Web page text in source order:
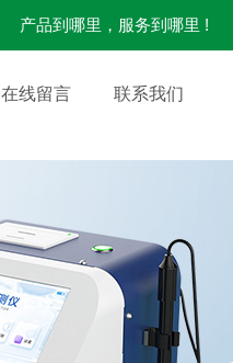
产品到哪里，服务到哪里 !
在线留言 联系我们